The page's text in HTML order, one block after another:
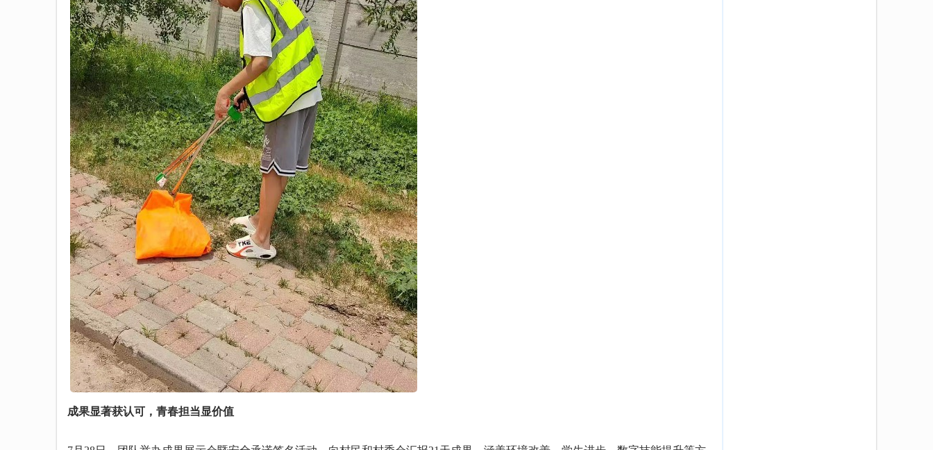
成果显著获认可，青春担当显价值